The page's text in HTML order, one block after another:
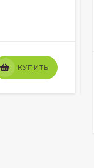
КУПИТЬ